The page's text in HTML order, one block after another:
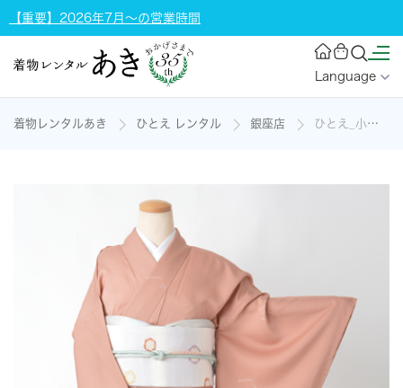
【重要】2026年7月～の営業時間
Language
着物レンタルあき ひとえ レンタル 銀座店 ひとえ_小紋_【カジュアル】（名古屋帯）の着物レンタル